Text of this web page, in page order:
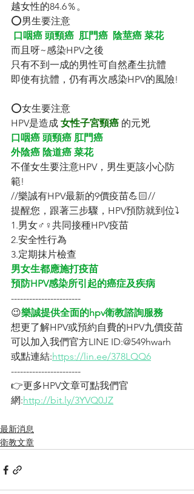
越女性的84.6％。
⭕男生要注意
口咽癌 頭頸癌  肛門癌  陰莖癌 菜花
而且呀~感染HPV之後
只有不到一成的男性可自然產生抗體
即使有抗體，仍有再次感染HPV的風險!
⭕女生要注意
HPV是造成 女性子宮頸癌 的元兇
口咽癌 頭頸癌 肛門癌
外陰癌 陰道癌 菜花
不僅女生要注意HPV，男生更該小心防
範!
//樂誠有HPV最新的9價疫苗💪🏻//
提醒您，跟著三步驟，HPV預防就到位⤵️
1.男女♂♀共同接種HPV疫苗
2.安全性行為
3.定期抹片檢查
男女生都應施打疫苗
預防HPV感染所引起的癌症及疾病
-----------------------
😉樂誠提供全面的hpv衛教諮詢服務
想更了解HPV或預約自費的HPV九價疫苗
可以加入我們官方LINE ID:@549hwarh
或點連結:https://lin.ee/378LQQ6
-----------------------
👉更多HPV文章可點我們官
網:http://bit.ly/3YVQ0JZ
最新消息
衛教文章